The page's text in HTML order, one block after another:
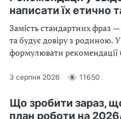
написати їх етично
Замість стандартних фраз
та будує довіру з родиною.
формулювати рекомендації
готові зразки коментарів -
3 серпня 2026 11650
Що зробити зараз,
план роботи на